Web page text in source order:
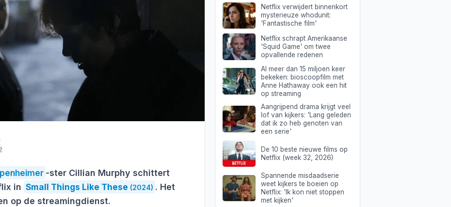
-ster Cillian Murphy schittert
in Small Things Like These (2024) . Het
op de streamingdienst.
Netflix verwijdert binnenkort
mysterieuze whodunit:
'Fantastische film'
Netflix schrapt Amerikaanse
'Squid Game' om twee
opvallende redenen
Al meer dan 15 miljoen keer
bekeken: bioscoopfilm met
Anne Hathaway ook een hit
op streaming
Aangrijpend drama krijgt veel
lof van kijkers: 'Lang geleden
dat ik zo heb genoten van
een serie'
De 10 beste nieuwe films op
Netflix (week 32, 2026)
Spannende misdaadserie
weet kijkers te boeien op
Netflix: 'Ik kon niet stoppen
met kijken'